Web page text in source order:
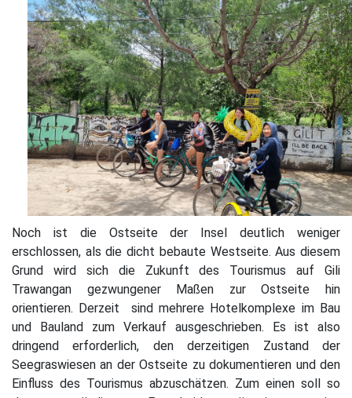
Noch ist die Ostseite der Insel deutlich weniger
erschlossen, als die dicht bebaute Westseite. Aus diesem
Grund wird sich die Zukunft des Tourismus auf Gili
Trawangan gezwungener Maßen zur Ostseite hin
orientieren. Derzeit sind mehrere Hotelkomplexe im Bau
und Bauland zum Verkauf ausgeschrieben. Es ist also
dringend erforderlich, den derzeitigen Zustand der
Seegraswiesen an der Ostseite zu dokumentieren und den
Einfluss des Tourismus abzuschätzen. Zum einen soll so